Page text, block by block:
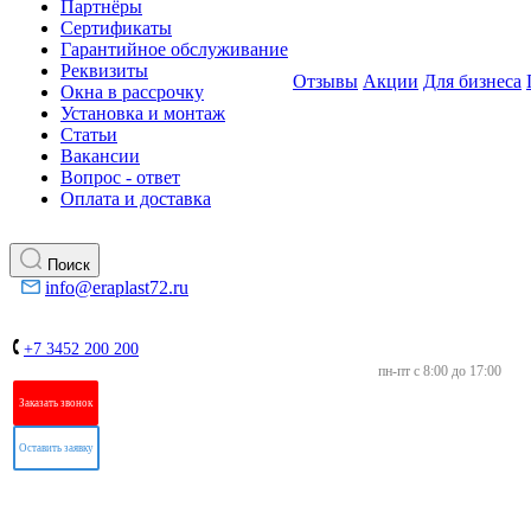
Партнёры
Сертификаты
Гарантийное обслуживание
Реквизиты
Окна в рассрочку
Установка и монтаж
Статьи
Вакансии
Вопрос - ответ
Оплата и доставка
Отзывы Акции Для бизнеса
Поиск
info@eraplast72.ru
+7 3452 200 200
пн-пт с 8:00 до 17:00
Заказать звонок
Оставить заявку